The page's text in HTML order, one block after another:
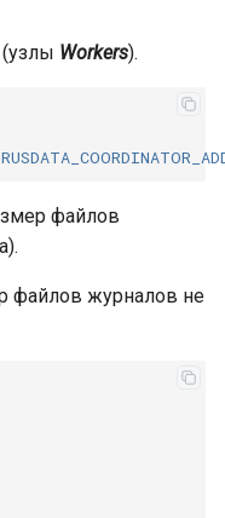
(узлы Workers).
файлов
файлов журналов не